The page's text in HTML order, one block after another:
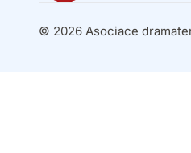
© 2026 Asociace